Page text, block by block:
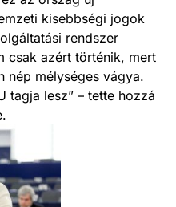
kisebbségi jogok
rendszer
csak azért történik, mert
nép mélységes vágya.
tagja lesz” – tette hozzá